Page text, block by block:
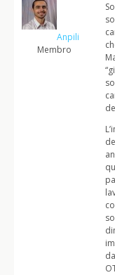
Anpili
Membro